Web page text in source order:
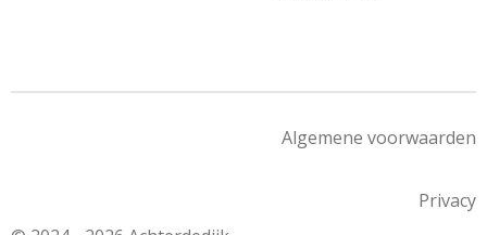
Algemene voorwaarden
Privacy